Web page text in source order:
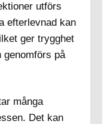
utförs
efterlevnad kan
ger trygghet
genomförs på
många
Det kan